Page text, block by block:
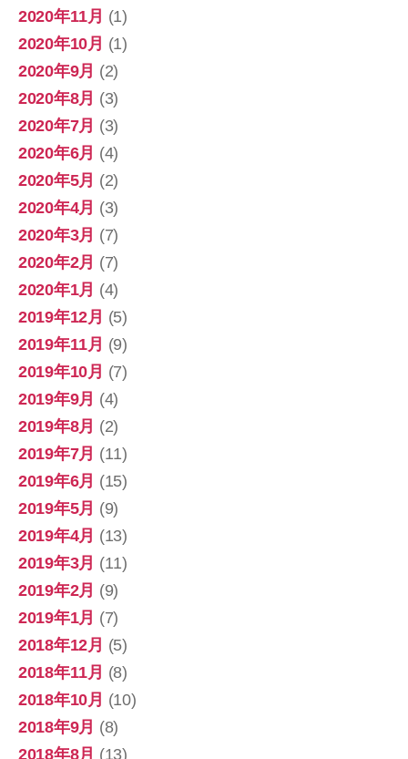
2020年11月 (1)
2020年10月 (1)
2020年9月 (2)
2020年8月 (3)
2020年7月 (3)
2020年6月 (4)
2020年5月 (2)
2020年4月 (3)
2020年3月 (7)
2020年2月 (7)
2020年1月 (4)
2019年12月 (5)
2019年11月 (9)
2019年10月 (7)
2019年9月 (4)
2019年8月 (2)
2019年7月 (11)
2019年6月 (15)
2019年5月 (9)
2019年4月 (13)
2019年3月 (11)
2019年2月 (9)
2019年1月 (7)
2018年12月 (5)
2018年11月 (8)
2018年10月 (10)
2018年9月 (8)
2018年8月 (13)